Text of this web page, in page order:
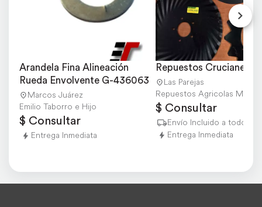
Arandela Fina Alineación
Rueda Envolvente G-436063
Marcos Juárez
Emilio Taborro e Hijo
$ Consultar
Entrega Inmediata
Repuestos Crucianelli /
Las Parejas
$ Consultar
Envío Incluido a todo el
Entrega Inmediata